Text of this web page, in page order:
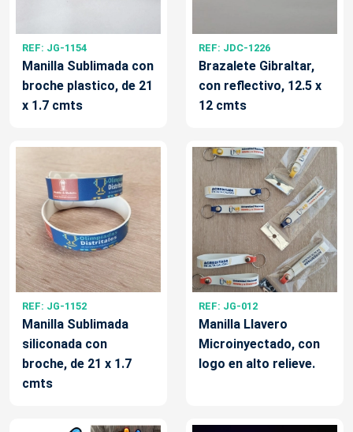
REF: JG-1154
Manilla Sublimada con
broche plastico, de 21
x 1.7 cmts
REF: JDC-1226
Brazalete Gibraltar,
con reflectivo, 12.5 x
12 cmts
REF: JG-1152
Manilla Sublimada
siliconada con
broche, de 21 x 1.7
cmts
REF: JG-012
Manilla Llavero
Microinyectado, con
logo en alto relieve.